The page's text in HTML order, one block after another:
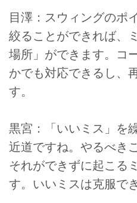
目澤：スウィングのポ
絞ることができれば、
場所」ができます。コ
かでも対応できるし、
す。
黒宮：「いいミス」を
近道ですね。やるべき
それができずに起こる
す。いいミスは克服で